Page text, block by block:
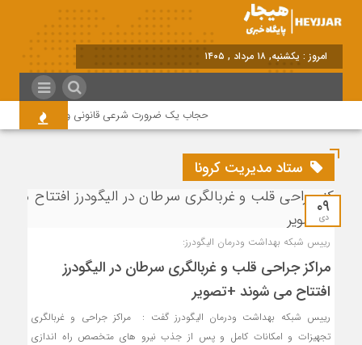
امروز : یکشنبه, ۱۸ مرداد , ۱۴۰۵
حجاب یک ضرورت شرعی قانونی و همه در این
ستاد مدیریت کرونا
۰۹
دی
رییس شبکه بهداشت و‌درمان الیگودرز:
مراکز جراحی قلب و غربالگری سرطان در الیگودرز
افتتاح می شوند +تصویر
رییس شبکه بهداشت و‌درمان الیگودرز گفت : مراکز جراحی و غربالگری
تجهیزات و امکانات کامل و پس از جذب نیرو های متخصص راه اندازی